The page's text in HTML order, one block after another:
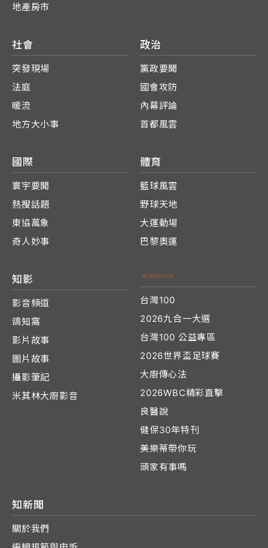
地產房市
社會
突發現場
法庭
暖流
地方大小事
政治
黨政要聞
國會攻防
內幕評論
首都風雲
國際
寰宇要聞
熱搜話題
東協萬象
奇人妙事
體育
籃球風雲
野球天地
大運動場
巴黎奧運
知影
影音頻道
鴿知窩
影片故事
圖片故事
攝影筆記
米其林大廚影音
台灣100
2026九合一大選
台灣100 公益專區
2026世界盃足球賽
大廚傳心法
2026WBC精彩直擊
良醫說
健保30年特刊
美樂蒂帶你玩
頭家有事嗎
知新聞
關於我們